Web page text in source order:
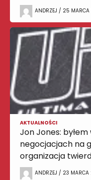
ANDRZEJ / 25
AKTUALNOŚCI
Jon Jones:
negocjacjach na
organizacja
ANDRZEJ / 23